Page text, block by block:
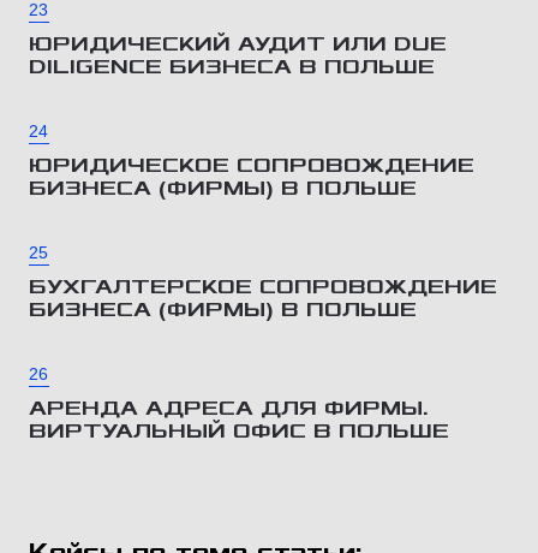
23
ЮРИДИЧЕСКИЙ АУДИТ ИЛИ DUE
DILIGENCE БИЗНЕСА В ПОЛЬШЕ
24
ЮРИДИЧЕСКОЕ СОПРОВОЖДЕНИЕ
БИЗНЕСА (ФИРМЫ) В ПОЛЬШЕ
25
БУХГАЛТЕРСКОЕ СОПРОВОЖДЕНИЕ
БИЗНЕСА (ФИРМЫ) В ПОЛЬШЕ
26
АРЕНДА АДРЕСА ДЛЯ ФИРМЫ.
ВИРТУАЛЬНЫЙ ОФИС В ПОЛЬШЕ